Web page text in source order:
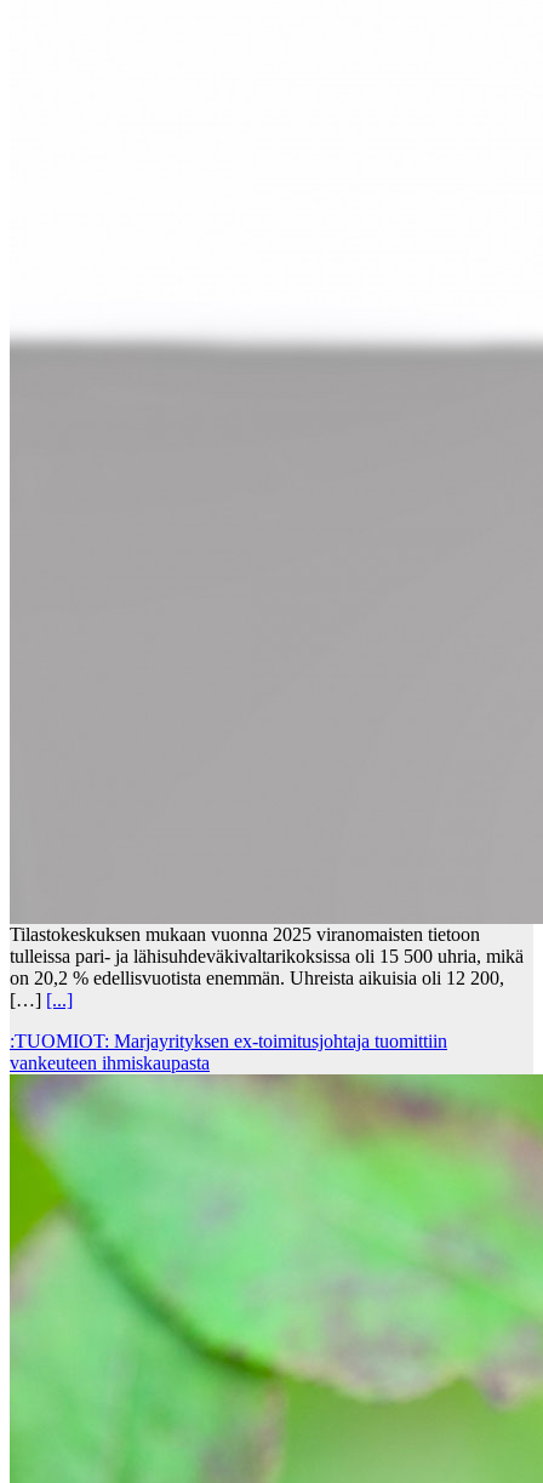
Tilastokeskuksen mukaan vuonna 2025 viranomaisten tietoon
tulleissa pari- ja lähisuhdeväkivaltarikoksissa oli 15 500 uhria, mikä
on 20,2 % edellisvuotista enemmän. Uhreista aikuisia oli 12 200,
[…] [...]
:TUOMIOT: Marjayrityksen ex-toimitusjohtaja tuomittiin
vankeuteen ihmiskaupasta